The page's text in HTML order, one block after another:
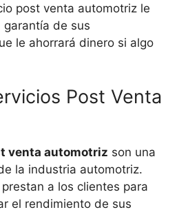
post venta automotriz le
garantía de sus
le ahorrará dinero si algo
Post Venta
venta automotriz son una
la industria automotriz.
a los clientes para
el rendimiento de sus